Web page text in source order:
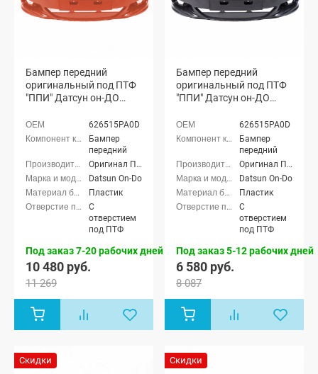
Бампер передний
оригинальный под ПТФ
"ППИ" Датсун он-ДО
626515PA0D
Бампер
передний
Оригинал ППИ
Datsun On-Do
Пластик
С
отверстием
под ПТФ
Под заказ 7-20 рабочих дней
10 480 руб.
11 269
Бампер передний
оригинальный под ПТФ
"ППИ" Датсун он-ДО
626515PA0D
Бампер
передний
Оригинал ППИ
Datsun On-Do
Пластик
С
отверстием
под ПТФ
Под заказ 5-12 рабочих дней
6 580 руб.
8 087
Скидки Скидки